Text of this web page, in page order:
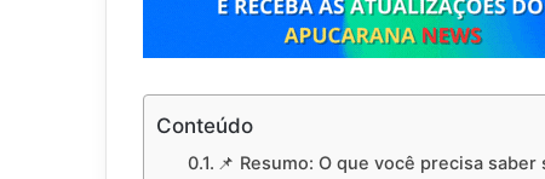
Conteúdo
📌 Resumo: O que você precisa